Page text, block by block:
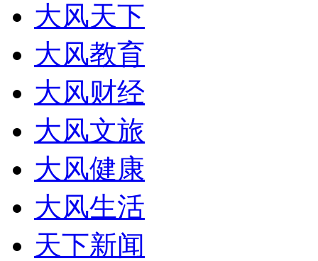
大风天下
大风教育
大风财经
大风文旅
大风健康
大风生活
天下新闻